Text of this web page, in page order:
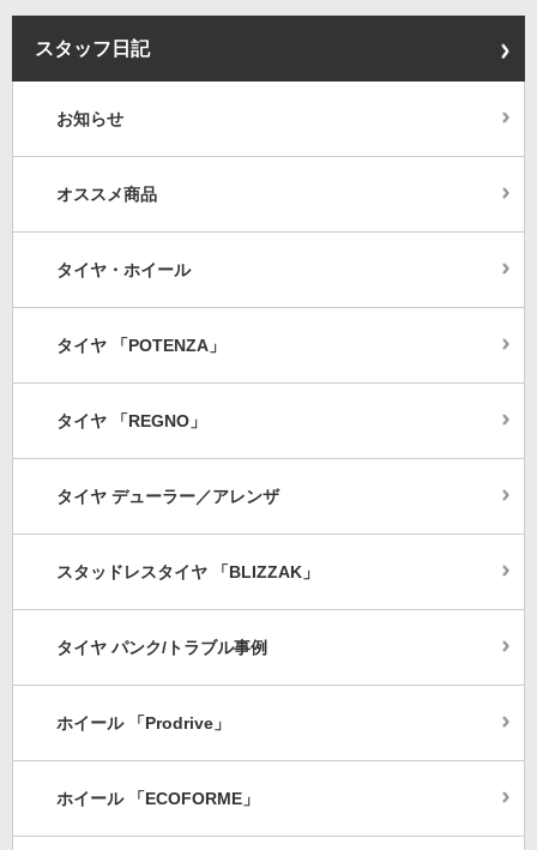
スタッフ日記
お知らせ
オススメ商品
タイヤ・ホイール
タイヤ 「POTENZA」
タイヤ 「REGNO」
タイヤ デューラー／アレンザ
スタッドレスタイヤ 「BLIZZAK」
タイヤ パンク/トラブル事例
ホイール 「Prodrive」
ホイール 「ECOFORME」